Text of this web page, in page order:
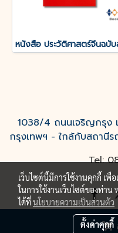
1038/4 ถนนเจริญกรุง
กรุงเทพฯ - ใกล้กับสถานี
Tel:
เว็บไซต์นี้มีการใช้งานคุกกี้ เ
ในการใช้งานเว็บไซต์ของท่า
ได้ที่นโยบายความเป็นส่วนตัว
ตั้งค่าคุกกี้